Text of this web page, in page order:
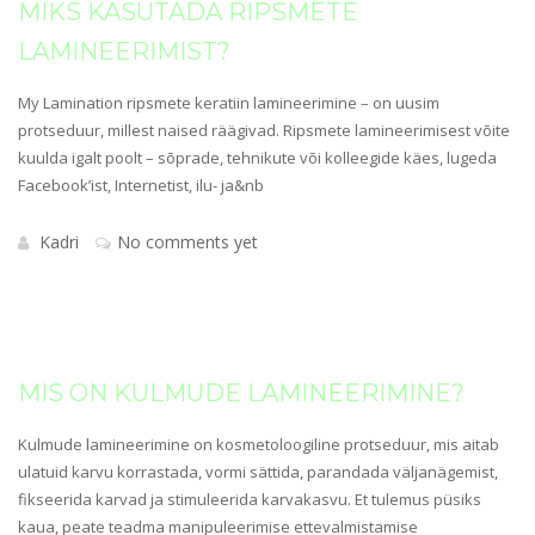
MIKS KASUTADA RIPSMETE
LAMINEERIMIST?
My Lamination ripsmete keratiin lamineerimine – on uusim
protseduur, millest naised räägivad. Ripsmete lamineerimisest võite
kuulda igalt poolt – sõprade, tehnikute või kolleegide käes, lugeda
Facebook’ist, Internetist, ilu- ja&nb
Kadri No comments yet
MIS ON KULMUDE LAMINEERIMINE?
Kulmude lamineerimine on kosmetoloogiline protseduur, mis aitab
ulatuid karvu korrastada, vormi sättida, parandada väljanägemist,
fikseerida karvad ja stimuleerida karvakasvu. Et tulemus püsiks
kaua, peate teadma manipuleerimise ettevalmistamise